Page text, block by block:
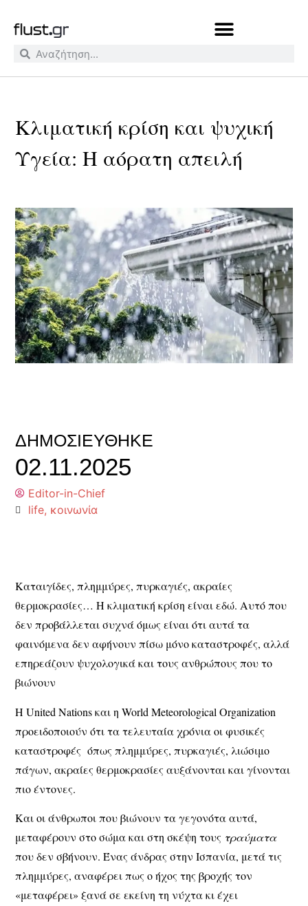
Κλιματική κρίση και ψυχική
Υγεία: Η αόρατη απειλή
ΔΗΜΟΣΙΕΎΘΗΚΕ
02.11.2025
Editor-in-Chief
life, κοινωνία
Καταιγίδες, πλημμύρες, πυρκαγιές, ακραίες
θερμοκρασίες… Η κλιματική κρίση είναι εδώ. Αυτό που
δεν προβάλλεται συχνά όμως είναι ότι αυτά τα
φαινόμενα δεν αφήνουν πίσω μόνο καταστροφές, αλλά
επηρεάζουν ψυχολογικά και τους ανθρώπους που το
βιώνουν
Η United Nations και η World Meteorological Organization
προειδοποιούν ότι τα τελευταία χρόνια οι φυσικές
καταστροφές όπως πλημμύρες, πυρκαγιές, λιώσιμο
πάγων, ακραίες θερμοκρασίες αυξάνονται και γίνονται
πιο έντονες.
Και οι άνθρωποι που βιώνουν τα γεγονότα αυτά,
μεταφέρουν στο σώμα και στη σκέψη τους τραύματα
που δεν σβήνουν. Ένας άνδρας στην Ισπανία, μετά τις
πλημμύρες, αναφέρει πως ο ήχος της βροχής τον
«μεταφέρει» ξανά σε εκείνη τη νύχτα κι έχει